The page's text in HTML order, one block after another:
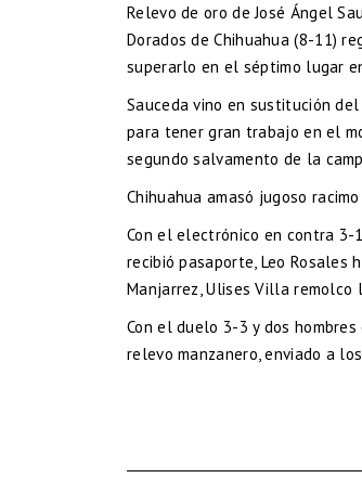
Relevo de oro de José Ángel
Dorados de Chihuahua (8-11)
superarlo en el séptimo lugar
Sauceda vino en sustitución
para tener gran trabajo en el
segundo salvamento de la
Chihuahua amasó jugoso
Con el electrónico en contra 3-
recibió pasaporte, Leo
Manjarrez, Ulises Villa
Con el duelo 3-3 y dos
relevo manzanero, enviado a